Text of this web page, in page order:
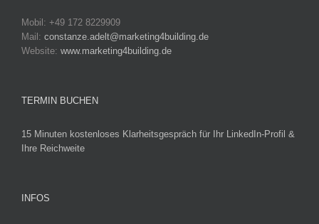
Mobil: +49 172 8229909
Mail: constanze.adelt@marketing4building.de
Website: www.marketing4building.de
TERMIN BUCHEN
15 Minuten kostenloses Klarheitsgespräch für Ihr LinkedIn-Profil &
Ihre Reichweite
INFOS